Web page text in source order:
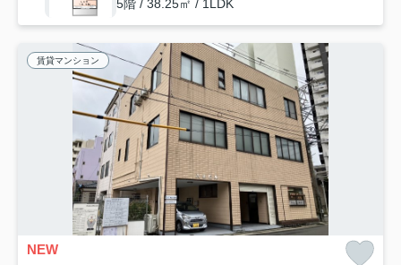
5階 / 38.25㎡ / 1LDK
賃貸マンション
NEW